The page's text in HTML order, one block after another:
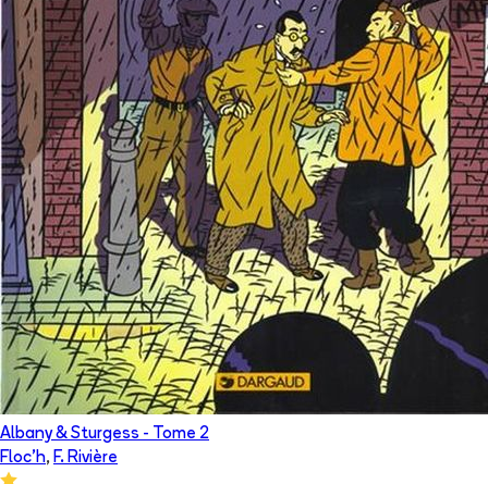
Albany & Sturgess - Tome 2
Floc'h, F. Rivière